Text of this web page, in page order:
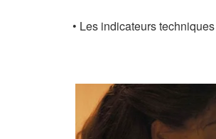
• Les indicateurs